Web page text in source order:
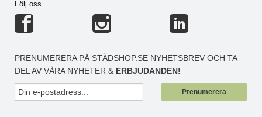
Följ oss
PRENUMERERA PÅ STÄDSHOP.SE NYHETSBREV OCH TA
DEL AV VÅRA NYHETER & ERBJUDANDEN!
Prenumerera